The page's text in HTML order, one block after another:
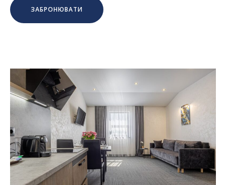
ЗАБРОНЮВАТИ